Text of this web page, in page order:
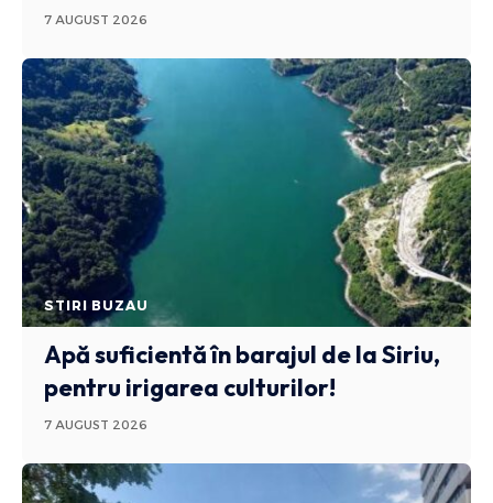
7 AUGUST 2026
STIRI BUZAU
Apă suficientă în barajul de la Siriu,
pentru irigarea culturilor!
7 AUGUST 2026